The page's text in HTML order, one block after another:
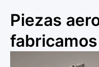
Piezas
fabricamos